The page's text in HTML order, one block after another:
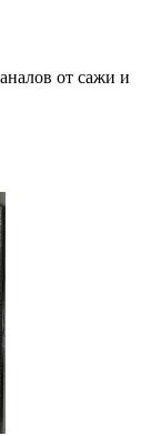
от сажи и